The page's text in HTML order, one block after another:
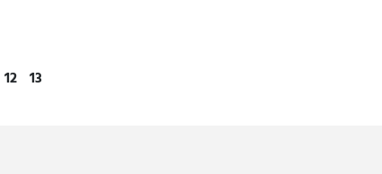
12 13